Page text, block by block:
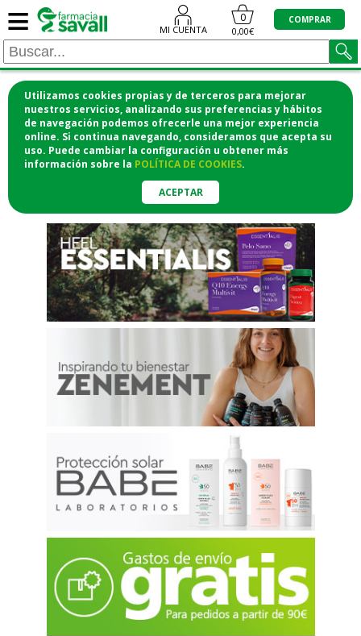
Utilizamos cookies propias y de terceros para mejorar
nuestros servicios, analizando sus preferencias y hábitos
de navegación podemos ofrecerle una mejor experiencia
online. Si continua navegando, consideramos que acepta su
uso. Puede cambiar la configuración u obtener más
información sobre la POLÍTICA DE COOKIES.
ACEPTAR
≡ MI CUENTA
0
0,00€
COMPRAR
¡COMPRA CÓMODAMENTE
DESDE CASA Y RECOGE EN LA
FARMACIA!o si lo prefieres te lo mandamos
a casa